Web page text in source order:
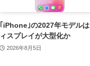
｢iPhone｣の2027年モデル
ィスプレイが大型化か
2026年8月5日